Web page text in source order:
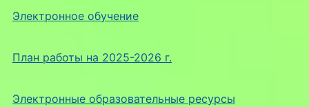
Электронное обучение
План работы на 2025-2026 г.
Электронные образовательные ресурсы